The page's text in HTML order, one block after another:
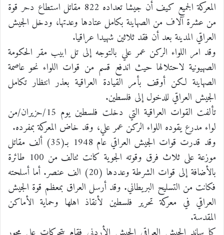
المعركة الجميع كيف أن جيشا تعداده 822 مقاتل استطاع دحر قوة
من عشرة آلاف من الصهاينة بكامل عتادها وعدتها، ودخل الجيش
العراقي المدينة بعد أن فقد ثلاثين شهيدا عراقيا.
وقد امر اللواء الركن عمر علي بالتوجه إلى تل ابيب مقر الحكومة
الصهيونية لاحتلالها حيث اندفع قسم من قوات اللواء نحو عاصمة
الصهاينة لكن أوقف بأمر القيادة العراقية بعذر انتظار تكامل
الجيش العراقي للدخول إلى فلسطين.
تألفت القوات العراقية التي دخلت فلسطين يوم 15/حزيران/من
لواء مدرع يقوده اللواء الركن عمر علي، وقد خاض المعركة بمفرده.
وقد قدرت قوات الجيش العراقي عام 1948 بـ(35) ألف مقاتل
موزعة على ثلاث فرق وقوته الجوية كانت تتالف من 100 طائرة
بالأضافة إلى قوات الشرطة وعددها (20) الف عنصر. أما أسلحته
فكانت من التسليح البريطاني. وقد أرسل العراق بمعظم قوة الجيش
العراقي في معركة تحرير فلسطين لأنقاذ اهلها وحماية الأماكن
المقدسة.